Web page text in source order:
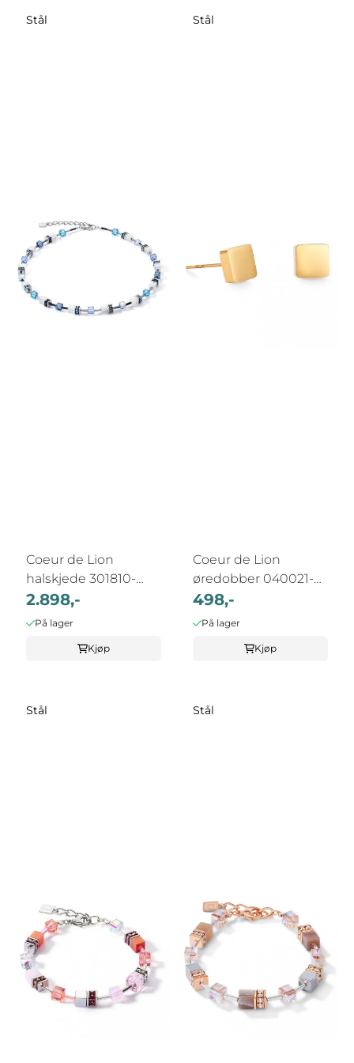
Stål
Coeur de Lion
halskjede 301810-
0714
2.898,-
På lager
Kjøp
Stål
Coeur de Lion
øredobber 040021-
1600
498,-
På lager
Kjøp
Stål Stål